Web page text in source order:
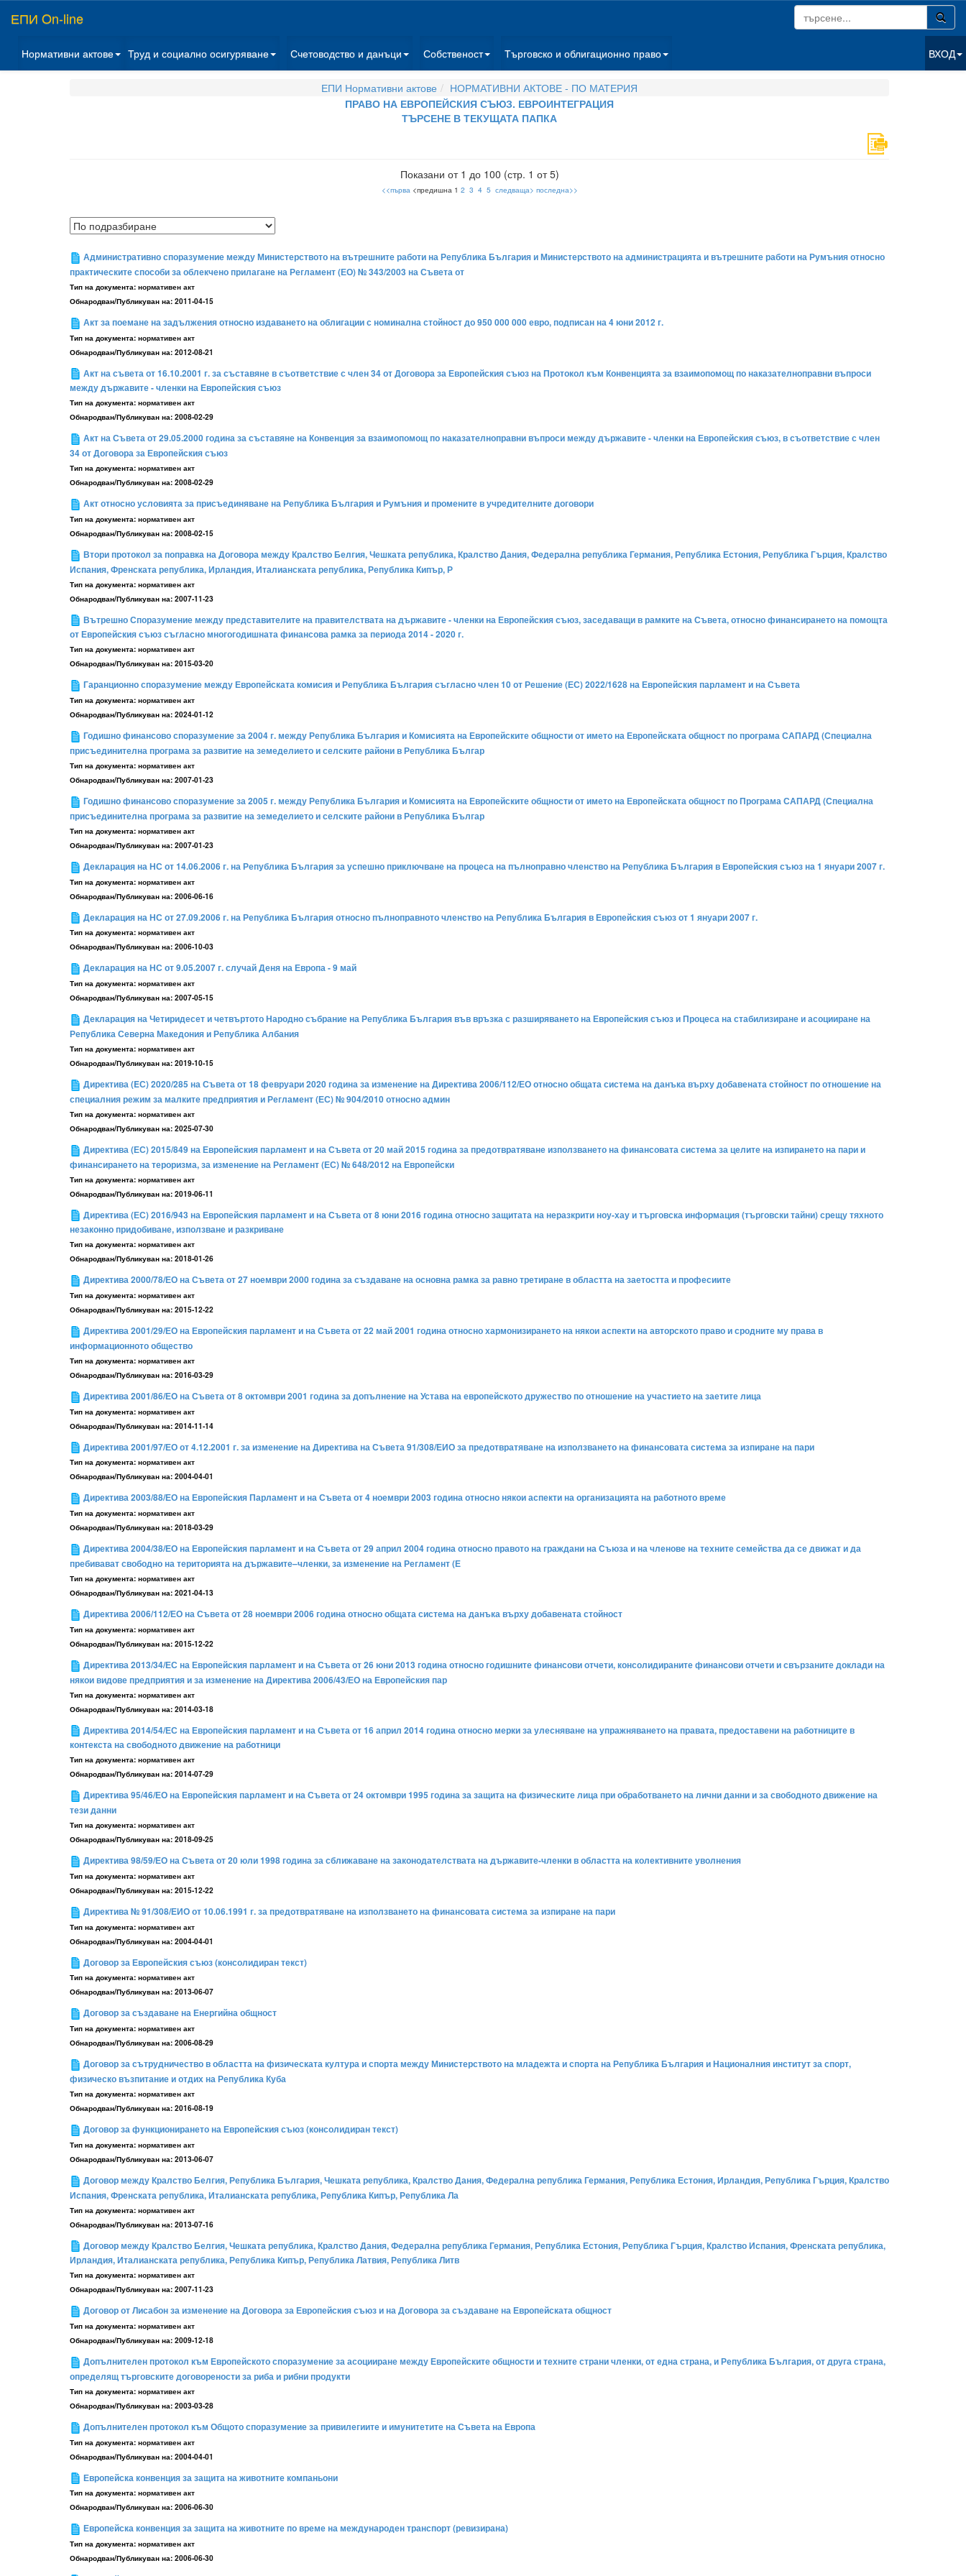
ЕПИ On-line
Нормативни актове Труд и социално осигуряване Счетоводство и данъци Собственост Търговско и облигационно право ВХОД
ЕПИ Нормативни актове
НОРМАТИВНИ АКТОВЕ - ПО МАТЕРИЯ
ПРАВО НА ЕВРОПЕЙСКИЯ СЪЮЗ. ЕВРОИНТЕГРАЦИЯ
ТЪРСЕНЕ В ТЕКУЩАТА ПАПКА
Показани от 1 до 100 (стр. 1 от 5)
<<първа<предишна 1 2 3 4 5 следваща> последна>>
Административно споразумение между Министерството на вътрешните работи на Република България и Министерството на администрацията и вътрешните работи на Румъния относно
практическите способи за облекчено прилагане на Регламент (ЕО) № 343/2003 на Съвета от
Тип на документа: нормативен акт
Обнародван/Публикуван на: 2011-04-15
Акт за поемане на задължения относно издаването на облигации с номинална стойност до 950 000 000 евро, подписан на 4 юни 2012 г.
Тип на документа: нормативен акт
Обнародван/Публикуван на: 2012-08-21
Акт на съвета от 16.10.2001 г. за съставяне в съответствие с член 34 от Договора за Европейския съюз на Протокол към Конвенцията за взаимопомощ по наказателноправни въпроси
между държавите - членки на Европейския съюз
Тип на документа: нормативен акт
Обнародван/Публикуван на: 2008-02-29
Акт на Съвета от 29.05.2000 година за съставяне на Конвенция за взаимопомощ по наказателноправни въпроси между държавите - членки на Европейския съюз, в съответствие с член
34 от Договора за Европейския съюз
Тип на документа: нормативен акт
Обнародван/Публикуван на: 2008-02-29
Акт относно условията за присъединяване на Република България и Румъния и промените в учредителните договори
Тип на документа: нормативен акт
Обнародван/Публикуван на: 2008-02-15
Втори протокол за поправка на Договора между Кралство Белгия, Чешката република, Кралство Дания, Федерална република Германия, Република Естония, Република Гърция, Кралство
Испания, Френската република, Ирландия, Италианската република, Република Кипър, Р
Тип на документа: нормативен акт
Обнародван/Публикуван на: 2007-11-23
Вътрешно Споразумение между представителите на правителствата на държавите - членки на Европейския съюз, заседаващи в рамките на Съвета, относно финансирането на помощта
от Европейския съюз съгласно многогодишната финансова рамка за периода 2014 - 2020 г.
Тип на документа: нормативен акт
Обнародван/Публикуван на: 2015-03-20
Гаранционно споразумение между Европейската комисия и Република България съгласно член 10 от Решение (ЕС) 2022/1628 на Европейския парламент и на Съвета
Тип на документа: нормативен акт
Обнародван/Публикуван на: 2024-01-12
Годишно финансово споразумение за 2004 г. между Република България и Комисията на Европейските общности от името на Европейската общност по програма САПАРД (Специална
присъединителна програма за развитие на земеделието и селските райони в Република Българ
Тип на документа: нормативен акт
Обнародван/Публикуван на: 2007-01-23
Годишно финансово споразумение за 2005 г. между Република България и Комисията на Европейските общности от името на Европейската общност по Програма САПАРД (Специална
присъединителна програма за развитие на земеделието и селските райони в Република Българ
Тип на документа: нормативен акт
Обнародван/Публикуван на: 2007-01-23
Декларация на НС от 14.06.2006 г. на Република България за успешно приключване на процеса на пълноправно членство на Република България в Европейския съюз на 1 януари 2007 г.
Тип на документа: нормативен акт
Обнародван/Публикуван на: 2006-06-16
Декларация на НС от 27.09.2006 г. на Република България относно пълноправното членство на Република България в Европейския съюз от 1 януари 2007 г.
Тип на документа: нормативен акт
Обнародван/Публикуван на: 2006-10-03
Декларация на НС от 9.05.2007 г. случай Деня на Европа - 9 май
Тип на документа: нормативен акт
Обнародван/Публикуван на: 2007-05-15
Декларация на Четиридесет и четвъртото Народно събрание на Република България във връзка с разширяването на Европейския съюз и Процеса на стабилизиране и асоцииране на
Република Северна Македония и Република Албания
Тип на документа: нормативен акт
Обнародван/Публикуван на: 2019-10-15
Директива (EС) 2020/285 на Съвета от 18 февруари 2020 година за изменение на Директива 2006/112/ЕО относно общата система на данъка върху добавената стойност по отношение на
специалния режим за малките предприятия и Регламент (ЕС) № 904/2010 относно админ
Тип на документа: нормативен акт
Обнародван/Публикуван на: 2025-07-30
Директива (ЕС) 2015/849 на Европейския парламент и на Съвета от 20 май 2015 година за предотвратяване използването на финансовата система за целите на изпирането на пари и
финансирането на тероризма, за изменение на Регламент (ЕС) № 648/2012 на Европейски
Тип на документа: нормативен акт
Обнародван/Публикуван на: 2019-06-11
Директива (ЕС) 2016/943 на Европейския парламент и на Съвета от 8 юни 2016 година относно защитата на неразкрити ноу-хау и търговска информация (търговски тайни) срещу тяхното
незаконно придобиване, използване и разкриване
Тип на документа: нормативен акт
Обнародван/Публикуван на: 2018-01-26
Директива 2000/78/ЕО на Съвета от 27 ноември 2000 година за създаване на основна рамка за равно третиране в областта на заетостта и професиите
Тип на документа: нормативен акт
Обнародван/Публикуван на: 2015-12-22
Директива 2001/29/ЕО на Европейския парламент и на Съвета от 22 май 2001 година относно хармонизирането на някои аспекти на авторското право и сродните му права в
информационното общество
Тип на документа: нормативен акт
Обнародван/Публикуван на: 2016-03-29
Директива 2001/86/ЕO на Съвета от 8 октомври 2001 година за допълнение на Устава на европейското дружество по отношение на участието на заетите лица
Тип на документа: нормативен акт
Обнародван/Публикуван на: 2014-11-14
Директива 2001/97/ЕО от 4.12.2001 г. за изменение на Директива на Съвета 91/308/ЕИО за предотвратяване на използването на финансовата система за изпиране на пари
Тип на документа: нормативен акт
Обнародван/Публикуван на: 2004-04-01
Директива 2003/88/ЕО на Европейския Парламент и на Съвета от 4 ноември 2003 година относно някои аспекти на организацията на работното време
Тип на документа: нормативен акт
Обнародван/Публикуван на: 2018-03-29
Директива 2004/38/ЕО на Европейския парламент и на Съвета от 29 април 2004 година относно правото на граждани на Съюза и на членове на техните семейства да се движат и да
пребивават свободно на територията на държавите–членки, за изменение на Регламент (Е
Тип на документа: нормативен акт
Обнародван/Публикуван на: 2021-04-13
Директива 2006/112/ЕО на Съвета от 28 ноември 2006 година относно общата система на данъка върху добавената стойност
Тип на документа: нормативен акт
Обнародван/Публикуван на: 2015-12-22
Директива 2013/34/ЕС на Европейския парламент и на Съвета от 26 юни 2013 година относно годишните финансови отчети, консолидираните финансови отчети и свързаните доклади на
някои видове предприятия и за изменение на Директива 2006/43/ЕО на Европейския пар
Тип на документа: нормативен акт
Обнародван/Публикуван на: 2014-03-18
Директива 2014/54/ЕС на Европейския парламент и на Съвета от 16 април 2014 година относно мерки за улесняване на упражняването на правата, предоставени на работниците в
контекста на свободното движение на работници
Тип на документа: нормативен акт
Обнародван/Публикуван на: 2014-07-29
Директива 95/46/ЕО на Европейския парламент и на Съвета от 24 октомври 1995 година за защита на физическите лица при обработването на лични данни и за свободното движение на
тези данни
Тип на документа: нормативен акт
Обнародван/Публикуван на: 2018-09-25
Директива 98/59/ЕО на Съвета от 20 юли 1998 година за сближаване на законодателствата на държавите-членки в областта на колективните уволнения
Тип на документа: нормативен акт
Обнародван/Публикуван на: 2015-12-22
Директива № 91/308/ЕИО от 10.06.1991 г. за предотвратяване на използването на финансовата система за изпиране на пари
Тип на документа: нормативен акт
Обнародван/Публикуван на: 2004-04-01
Договор за Европейския съюз (консолидиран текст)
Тип на документа: нормативен акт
Обнародван/Публикуван на: 2013-06-07
Договор за създаване на Енергийна общност
Тип на документа: нормативен акт
Обнародван/Публикуван на: 2006-08-29
Договор за сътрудничество в областта на физическата култура и спорта между Министерството на младежта и спорта на Република България и Националния институт за спорт,
физическо възпитание и отдих на Република Куба
Тип на документа: нормативен акт
Обнародван/Публикуван на: 2016-08-19
Договор за функционирането на Европейския съюз (консолидиран текст)
Тип на документа: нормативен акт
Обнародван/Публикуван на: 2013-06-07
Договор между Кралство Белгия, Република България, Чешката република, Кралство Дания, Федерална република Германия, Република Естония, Ирландия, Република Гърция, Кралство
Испания, Френската република, Италианската република, Република Кипър, Република Ла
Тип на документа: нормативен акт
Обнародван/Публикуван на: 2013-07-16
Договор между Кралство Белгия, Чешката република, Кралство Дания, Федерална република Германия, Република Естония, Република Гърция, Кралство Испания, Френската република,
Ирландия, Италианската република, Република Кипър, Република Латвия, Република Литв
Тип на документа: нормативен акт
Обнародван/Публикуван на: 2007-11-23
Договор от Лисабон за изменение на Договора за Европейския съюз и на Договора за създаване на Европейската общност
Тип на документа: нормативен акт
Обнародван/Публикуван на: 2009-12-18
Допълнителен протокол към Европейското споразумение за асоцииране между Европейските общности и техните страни членки, от една страна, и Република България, от друга страна,
определящ търговските договорености за риба и рибни продукти
Тип на документа: нормативен акт
Обнародван/Публикуван на: 2003-03-28
Допълнителен протокол към Общото споразумение за привилегиите и имунитетите на Съвета на Европа
Тип на документа: нормативен акт
Обнародван/Публикуван на: 2004-04-01
Европейска конвенция за защита на животните компаньони
Тип на документа: нормативен акт
Обнародван/Публикуван на: 2006-06-30
Европейска конвенция за защита на животните по време на международен транспорт (ревизирана)
Тип на документа: нормативен акт
Обнародван/Публикуван на: 2006-06-30